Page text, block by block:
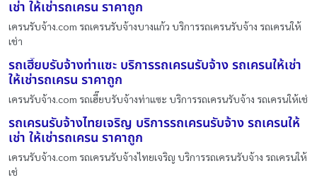
เช่า ให้เช่ารถเครน ราคาถูก
เครนรับจ้าง.com รถเครนรับจ้างบางแก้ว บริการรถเครนรับจ้าง รถเครนให้
เช่า
รถเฮี๊ยบรับจ้างท่าแซะ บริการรถเครนรับจ้าง รถเครนให้เช่า
ให้เช่ารถเครน ราคาถูก
เครนรับจ้าง.com รถเฮี๊ยบรับจ้างท่าแซะ บริการรถเครนรับจ้าง รถเครนให้เช่
รถเครนรับจ้างไทยเจริญ บริการรถเครนรับจ้าง รถเครนให้
เช่า ให้เช่ารถเครน ราคาถูก
เครนรับจ้าง.com รถเครนรับจ้างไทยเจริญ บริการรถเครนรับจ้าง รถเครนให้
เช่